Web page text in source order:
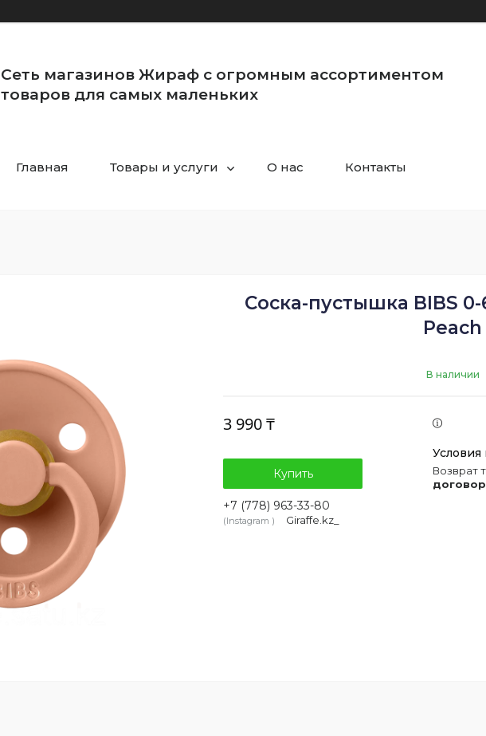
Сеть магазинов Жираф с огромным ассортиментом
товаров для самых маленьких
Главная Товары и услуги О нас Контакты
Cоска-пустышка BIBS
Peach
В наличии
3 990 ₸
Купить
+7 (778) 963-33-80
Instagram Giraffe.kz_
возврат